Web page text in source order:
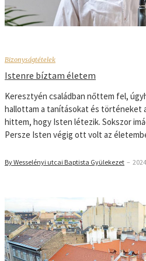
Bizonyságtételek
Istenre bíztam életem
Keresztyén családban nőttem fel,
hallottam a tanításokat és történeket
hittem, hogy Isten létezik. Sokszor
Persze Isten végig ott volt az
By Wesselényi utcai Baptista Gyülekezet –